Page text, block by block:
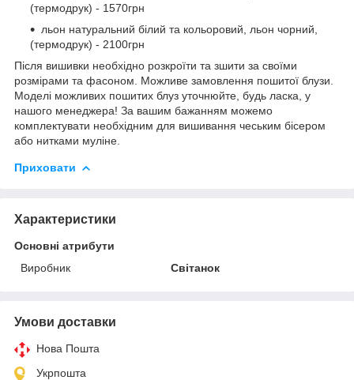
(термодрук) - 1570грн
льон натуральний білий та кольоровий, льон чорний,
(термодрук) - 2100грн
Після вишивки необхідно розкроїти та зшити за своїми
розмірами та фасоном. Можливе замовлення пошитої блузи.
Моделі можливих пошитих блуз уточнюйте, будь ласка, у
нашого менеджера! За вашим бажанням можемо
комплектувати необхідним для вишивання чеським бісером
або нитками муліне.
Приховати
Характеристики
Основні атрибути
Виробник
Світанок
Умови доставки
Нова Пошта
Укрпошта